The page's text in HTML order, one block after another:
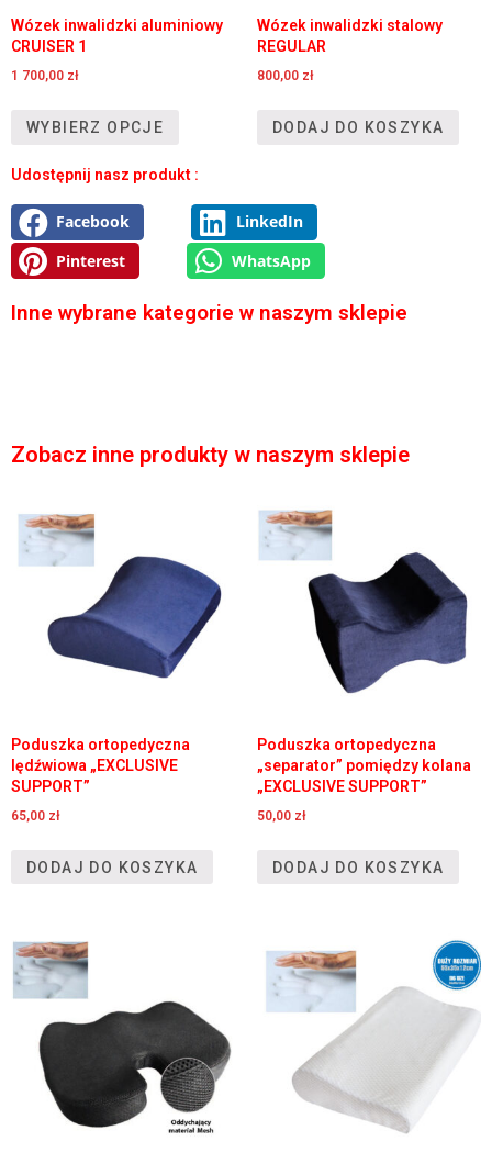
Wózek inwalidzki aluminiowy
CRUISER 1
1 700,00 zł
WYBIERZ OPCJE
Wózek inwalidzki stalowy
REGULAR
800,00 zł
DODAJ DO KOSZYKA
Udostępnij nasz produkt :
Facebook
LinkedIn
Pinterest
WhatsApp
Inne wybrane kategorie w naszym sklepie
Zobacz inne produkty w naszym sklepie
Poduszka ortopedyczna
lędźwiowa „EXCLUSIVE
SUPPORT”
65,00 zł
DODAJ DO KOSZYKA
Poduszka ortopedyczna
„separator” pomiędzy kolana
„EXCLUSIVE SUPPORT”
50,00 zł
DODAJ DO KOSZYKA